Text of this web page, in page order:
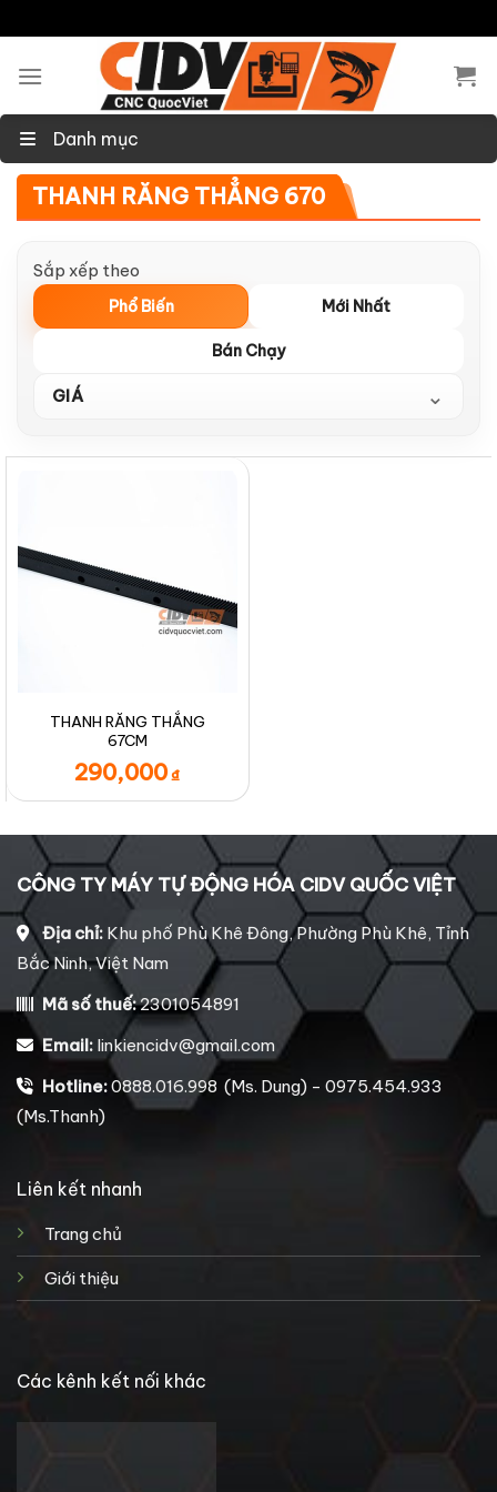
to
content
Danh mục
THANH RĂNG THẲNG 670
Sắp xếp theo
Phổ Biến Mới Nhất
Bán Chạy
GIÁ ⌄
THANH RĂNG THẲNG
67CM
290,000 ₫
CÔNG TY MÁY TỰ ĐỘNG HÓA CIDV QUỐC VIỆT
Địa chỉ: Khu phố Phù Khê Đông, Phường Phù Khê, Tỉnh
Bắc Ninh, Việt Nam
Mã số thuế:2301054891
Email: linkiencidv@gmail.com
Hotline:0888.016.998 (Ms. Dung) - 0975.454.933
(Ms.Thanh)
Liên kết nhanh
Trang chủ
Giới thiệu
Các kênh kết nối khác